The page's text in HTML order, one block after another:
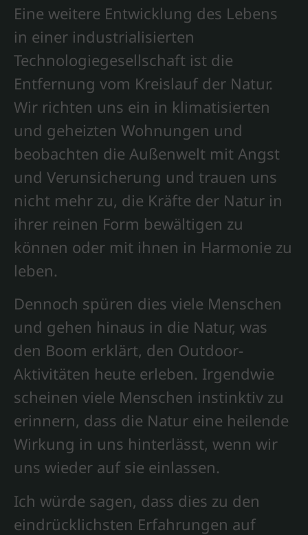
Eine weitere Entwicklung des Lebens
in einer industrialisierten
Technologiegesellschaft ist die
Entfernung vom Kreislauf der Natur.
Wir richten uns ein in klimatisierten
und geheizten Wohnungen und
beobachten die Außenwelt mit Angst
und Verunsicherung und trauen uns
nicht mehr zu, die Kräfte der Natur in
ihrer reinen Form bewältigen zu
können oder mit ihnen in Harmonie zu
leben.
Dennoch spüren dies viele Menschen
und gehen hinaus in die Natur, was
den Boom erklärt, den Outdoor-
Aktivitäten heute erleben. Irgendwie
scheinen viele Menschen instinktiv zu
erinnern, dass die Natur eine heilende
Wirkung in uns hinterlässt, wenn wir
uns wieder auf sie einlassen.
Ich würde sagen, dass dies zu den
eindrücklichsten Erfahrungen auf